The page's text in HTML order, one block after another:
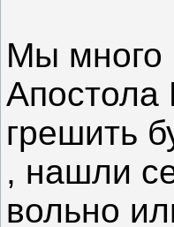
Мы много
грешить
, нашли
вольно